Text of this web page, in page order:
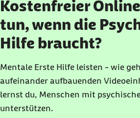
Kostenfreier
tun, wenn die
Hilfe braucht?
Mentale Erste Hilfe leisten - wie
aufeinander aufbauenden
lernst du, Menschen mit
unterstützen.